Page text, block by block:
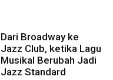
Dari Broadway ke
Jazz Club, ketika Lagu
Musikal Berubah Jadi
Jazz Standard